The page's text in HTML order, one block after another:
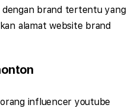
dengan brand tertentu yang
alamat website brand
influencer youtube